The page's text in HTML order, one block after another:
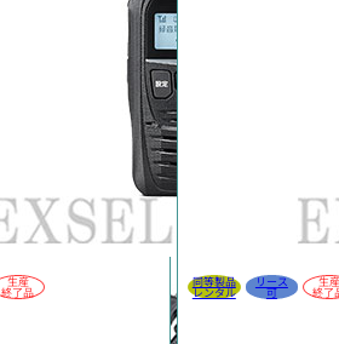
生産
終了品
同等製品
レンタル
リース
可
生産
終了